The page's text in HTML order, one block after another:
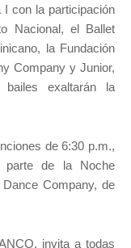
con la participación
Nacional, el Ballet
la Fundación
Company y Junior,
exaltarán la
de 6:30 p.m.,
de la Noche
Company, de
invita a todas